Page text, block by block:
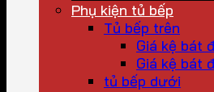
Phụ kiện tủ bếp
Tủ bếp trên
Giá kệ bát
Giá kệ bát
tủ bếp dưới